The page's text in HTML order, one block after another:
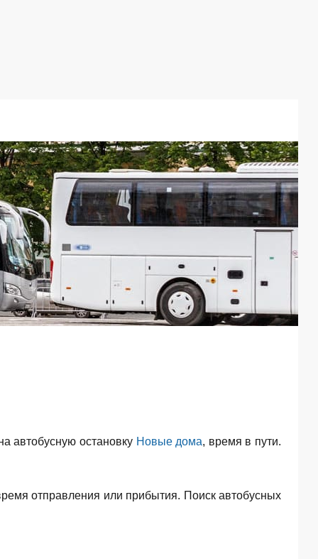
автобусную остановку Новые дома, время в пути.
отправления или прибытия. Поиск автобусных